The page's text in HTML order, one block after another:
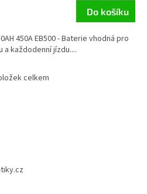
Do košíku
450A EB500 - Baterie vhodná pro
každodenní jízdu....
O
p
celkem